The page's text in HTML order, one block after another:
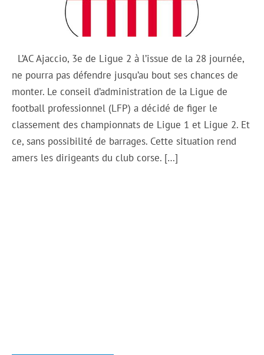
L’AC Ajaccio, 3e de Ligue 2 à l’issue de la 28 journée,
ne pourra pas défendre jusqu’au bout ses chances de
monter. Le conseil d’administration de la Ligue de
football professionnel (LFP) a décidé de figer le
classement des championnats de Ligue 1 et Ligue 2. Et
ce, sans possibilité de barrages. Cette situation rend
amers les dirigeants du club corse. […]